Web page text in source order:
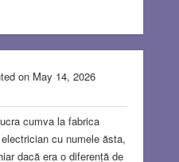
on May 14, 2026
cumva la fabrica
cu numele ăsta,
dacă era o diferență de